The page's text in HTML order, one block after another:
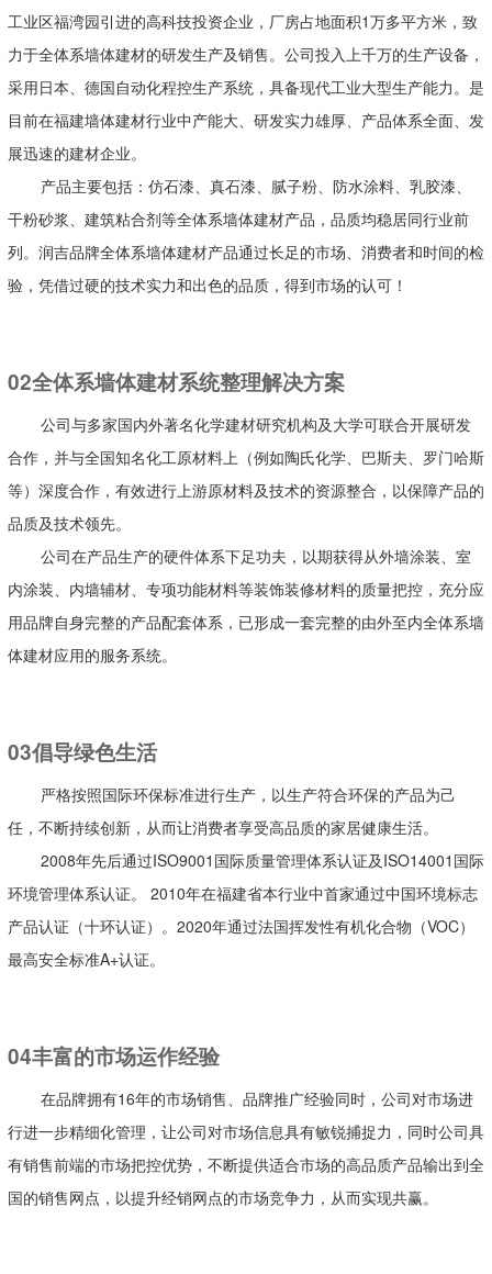
工业区福湾园引进的高科技投资企业，厂房占地面积1万多平方米，致
力于全体系墙体建材的研发生产及销售。公司投入上千万的生产设备，
采用日本、德国自动化程控生产系统，具备现代工业大型生产能力。是
目前在福建墙体建材行业中产能大、研发实力雄厚、产品体系全面、发
展迅速的建材企业。
产品主要包括：仿石漆、真石漆、腻子粉、防水涂料、乳胶漆、
干粉砂浆、建筑粘合剂等全体系墙体建材产品，品质均稳居同行业前
列。润吉品牌全体系墙体建材产品通过长足的市场、消费者和时间的检
验，凭借过硬的技术实力和出色的品质，得到市场的认可！
02全体系墙体建材系统整理解决方案
公司与多家国内外著名化学建材研究机构及大学可联合开展研发
合作，并与全国知名化工原材料上（例如陶氏化学、巴斯夫、罗门哈斯
等）深度合作，有效进行上游原材料及技术的资源整合，以保障产品的
品质及技术领先。
公司在产品生产的硬件体系下足功夫，以期获得从外墙涂装、室
内涂装、内墙辅材、专项功能材料等装饰装修材料的质量把控，充分应
用品牌自身完整的产品配套体系，已形成一套完整的由外至内全体系墙
体建材应用的服务系统。
03倡导绿色生活
严格按照国际环保标准进行生产，以生产符合环保的产品为己
任，不断持续创新，从而让消费者享受高品质的家居健康生活。
2008年先后通过ISO9001国际质量管理体系认证及ISO14001国际
环境管理体系认证。 2010年在福建省本行业中首家通过中国环境标志
产品认证（十环认证）。2020年通过法国挥发性有机化合物（VOC）
最高安全标准A+认证。
04丰富的市场运作经验
在品牌拥有16年的市场销售、品牌推广经验同时，公司对市场进
行进一步精细化管理，让公司对市场信息具有敏锐捕捉力，同时公司具
有销售前端的市场把控优势，不断提供适合市场的高品质产品输出到全
国的销售网点，以提升经销网点的市场竞争力，从而实现共赢。